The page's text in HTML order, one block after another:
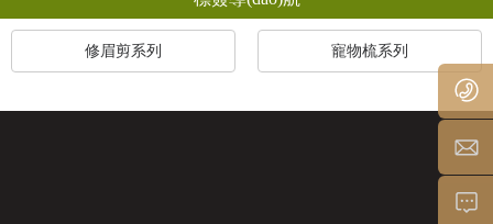
修眉剪系列 寵物梳系列